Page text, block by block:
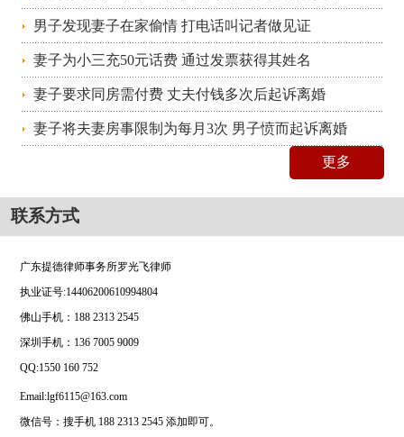
男子发现妻子在家偷情 打电话叫记者做见证
妻子为小三充50元话费 通过发票获得其姓名
妻子要求同房需付费 丈夫付钱多次后起诉离婚
妻子将夫妻房事限制为每月3次 男子愤而起诉离婚
更多
联系方式
广东提德律师事务所罗光飞律师
执业证号:14406200610994804
佛山手机： 188 2313 2545
深圳手机： 136 7005 9009
QQ:1550 160 752
Email:lgf6115@163.com
微信号：搜手机 188 2313 2545 添加即可。